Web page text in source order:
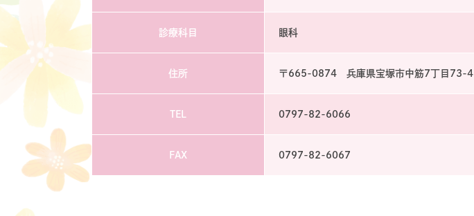
診療科目 眼科
住所 〒665-0874 兵庫県宝塚市中筋7丁目73-4
TEL 0797-82-6066
FAX 0797-82-6067